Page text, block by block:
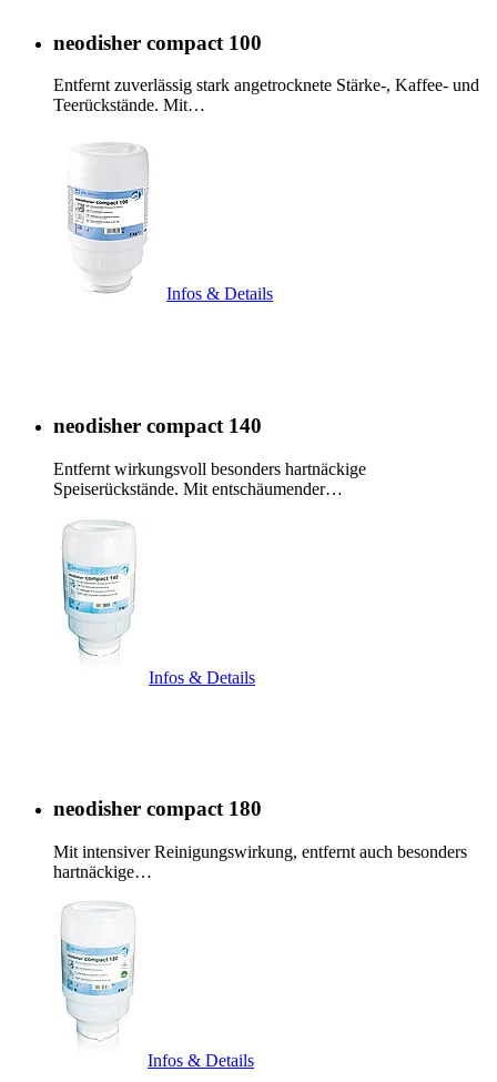
neodisher compact 100
Entfernt zuverlässig stark angetrocknete Stärke-, Kaffee- und
Teerückstände. Mit…
Infos & Details
neodisher compact 140
Entfernt wirkungsvoll besonders hartnäckige
Speiserückstände. Mit entschäumender…
Infos & Details
neodisher compact 180
Mit intensiver Reinigungswirkung, entfernt auch besonders
hartnäckige…
Infos & Details